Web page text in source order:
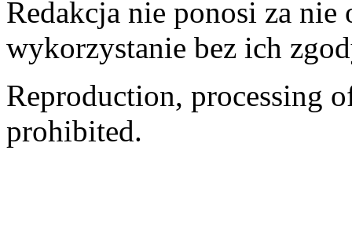
Redakcja nie ponosi za
wykorzystanie bez ich
Reproduction, processing
prohibited.